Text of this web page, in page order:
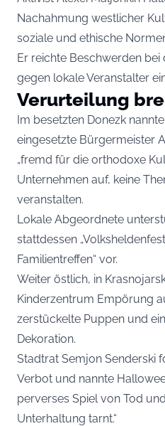
Nachahmung westlicher
soziale und ethische
Er reichte Beschwerden
gegen lokale Veranstalter
Verurteilung
Im besetzten Donezk
eingesetzte Bürgermeister
„fremd für die orthodoxe
Unternehmen auf, keine
veranstalten.
Lokale Abgeordnete
stattdessen
Familientreffen“ vor.
Weiter östlich, in
Kinderzentrum Empörung
zerstückelte Puppen und
Dekoration.
Stadtrat Semjon Senderski
Verbot und nannte
perverses Spiel von Tod
Unterhaltung tarnt.“